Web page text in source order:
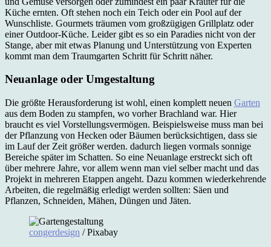
Küche ernten. Oft stehen noch ein Teich oder ein Pool auf der
Wunschliste. Gourmets träumen vom großzügigen Grillplatz oder
einer Outdoor-Küche. Leider gibt es so ein Paradies nicht von der
Stange, aber mit etwas Planung und Unterstützung von Experten
kommt man dem Traumgarten Schritt für Schritt näher.
Neuanlage oder Umgestaltung
Die größte Herausforderung ist wohl, einen komplett neuen Garten
aus dem Boden zu stampfen, wo vorher Brachland war. Hier
braucht es viel Vorstellungsvermögen. Beispielsweise muss man bei
der Pflanzung von Hecken oder Bäumen berücksichtigen, dass sie
im Lauf der Zeit größer werden. dadurch liegen vormals sonnige
Bereiche später im Schatten. So eine Neuanlage erstreckt sich oft
über mehrere Jahre, vor allem wenn man viel selber macht und das
Projekt in mehreren Etappen angeht. Dazu kommen wiederkehrende
Arbeiten, die regelmäßig erledigt werden sollten: Säen und
Pflanzen, Schneiden, Mähen, Düngen und Jäten.
congerdesign / Pixabay